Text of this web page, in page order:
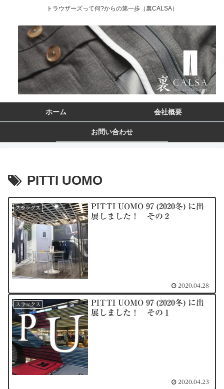
トラウザーズって何?からの第一歩（裏CALSA）
ホーム 会社概要
お問い合わせ
PITTI UOMO
スラックス
PITTI UOMO 97 (2020冬) に出
展しました！ その２
2020.04.28
スラックス
PITTI UOMO 97 (2020冬) に出
展しました！ その１
2020.04.23